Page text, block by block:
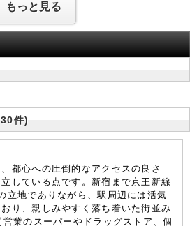
もっと見る
件)
都心への圧倒的なアクセスの良さ
している点です。新宿まで京王新線
立地でありながら、駅周辺には活気
り、親しみやすく落ち着いた街並み
業のスーパーやドラッグストア、個